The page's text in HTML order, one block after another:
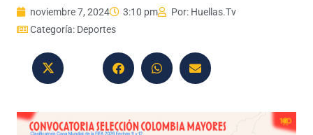
noviembre 7, 2024 3:10 pm Por: Huellas.Tv
Categoría: Deportes